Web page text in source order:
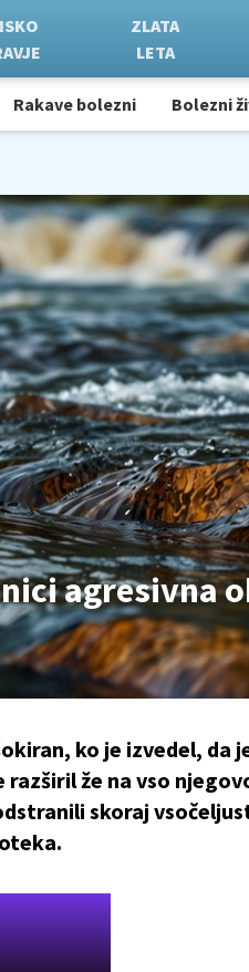
ZLATA
LETA
Rakave bolezni Bolezni
agresivna
ko je izvedel, da
že na vso
skoraj